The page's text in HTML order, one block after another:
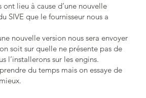
ont lieu à cause d’une nouvelle
SIVE que le fournisseur nous a
nouvelle version nous sera envoyer
soit sur quelle ne présente pas de
l’installerons sur les engins.
du temps mais on essaye de